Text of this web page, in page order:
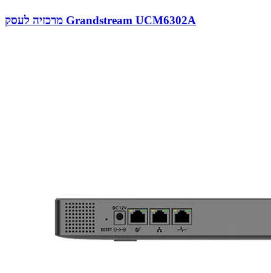
מרכזיה לעסק Grandstream UCM6302A